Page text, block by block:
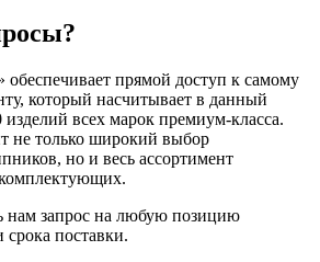
прямой доступ к самому
который насчитывает в данный
всех марок премиум-класса.
не только широкий выбор
но и весь ассортимент
нам запрос на любую позицию
поставки.